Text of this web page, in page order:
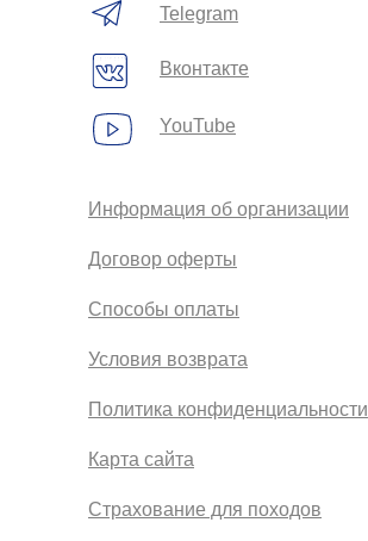
Политика конфиденциальности
Договор оферты
Способы оплаты
Условия возврата
Информация об организации
Telegram
Вконтакте
YouTube
Карта сайта
Страхование для походов